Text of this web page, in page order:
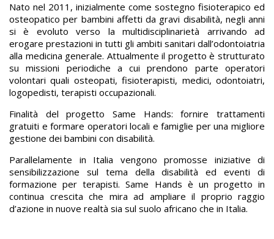
Nato nel 2011, inizialmente come sostegno fisioterapico ed
osteopatico per bambini affetti da gravi disabilità, negli anni
si è evoluto verso la multidisciplinarietà arrivando ad
erogare prestazioni in tutti gli ambiti sanitari dall’odontoiatria
alla medicina generale. Attualmente il progetto è strutturato
su missioni periodiche a cui prendono parte operatori
volontari quali osteopati, fisioterapisti, medici, odontoiatri,
logopedisti, terapisti occupazionali.
Finalità del progetto Same Hands: fornire trattamenti
gratuiti e formare operatori locali e famiglie per una migliore
gestione dei bambini con disabilità.
Parallelamente in Italia vengono promosse iniziative di
sensibilizzazione sul tema della disabilità ed eventi di
formazione per terapisti. Same Hands è un progetto in
continua crescita che mira ad ampliare il proprio raggio
d’azione in nuove realtà sia sul suolo africano che in Italia.